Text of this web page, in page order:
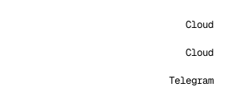
Cloud
Cloud
Telegram